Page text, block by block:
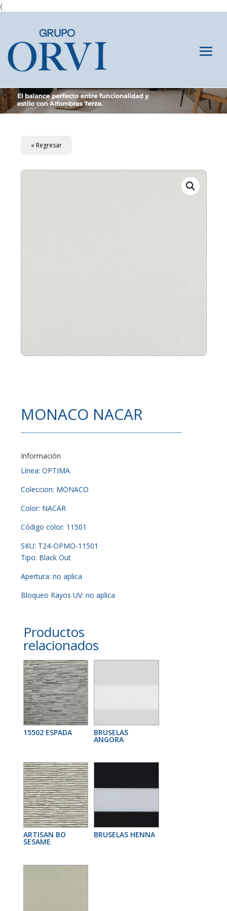
{
« Regresar
MONACO NACAR
Información
Línea: OPTIMA
Coleccion: MONACO
Color: NACAR
Código color: 11501
SKU: T24-OPMO-11501
Tipo: Black Out
Apertura: no aplica
Bloqueo Rayos UV: no aplica
Productos
relacionados
15502 ESPADA BRUSELAS
ANGORA
ARTISAN BO
SESAME
BRUSELAS HENNA